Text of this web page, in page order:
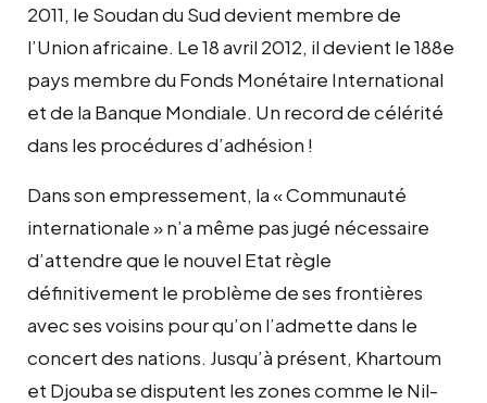
2011, le Soudan du Sud devient membre de
l’Union africaine. Le 18 avril 2012, il devient le 188e
pays membre du Fonds Monétaire International
et de la Banque Mondiale. Un record de célérité
dans les procédures d’adhésion !
Dans son empressement, la « Communauté
internationale » n’a même pas jugé nécessaire
d’attendre que le nouvel Etat règle
définitivement le problème de ses frontières
avec ses voisins pour qu’on l’admette dans le
concert des nations. Jusqu’à présent, Khartoum
et Djouba se disputent les zones comme le Nil-